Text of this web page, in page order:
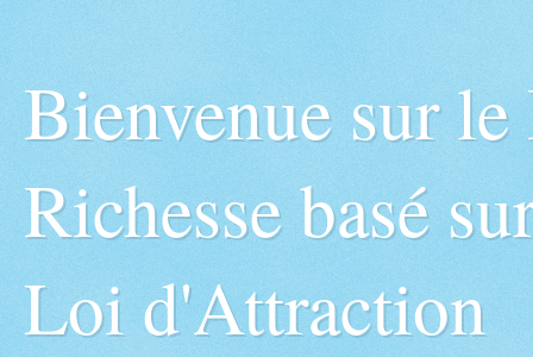
Bienvenue sur
Richesse basé
Loi d'Attraction